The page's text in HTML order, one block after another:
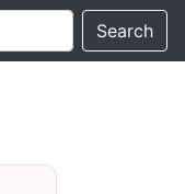
Search